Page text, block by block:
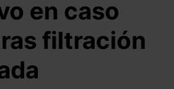
en caso
filtración